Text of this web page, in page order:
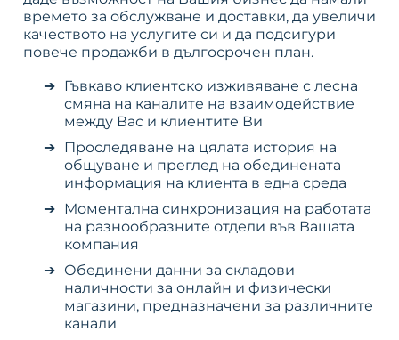
времето за обслужване и доставки, да увеличи
качеството на услугите си и да подсигури
повече продажби в дългосрочен план.
Гъвкаво клиентско изживяване с лесна
смяна на каналите на взаимодействие
между Вас и клиентите Ви
Проследяване на цялата история на
общуване и преглед на обединената
информация на клиента в една среда
Моментална синхронизация на работата
на разнообразните отдели във Вашата
компания
Обединени данни за складови
наличности за онлайн и физически
магазини, предназначени за различните
канали